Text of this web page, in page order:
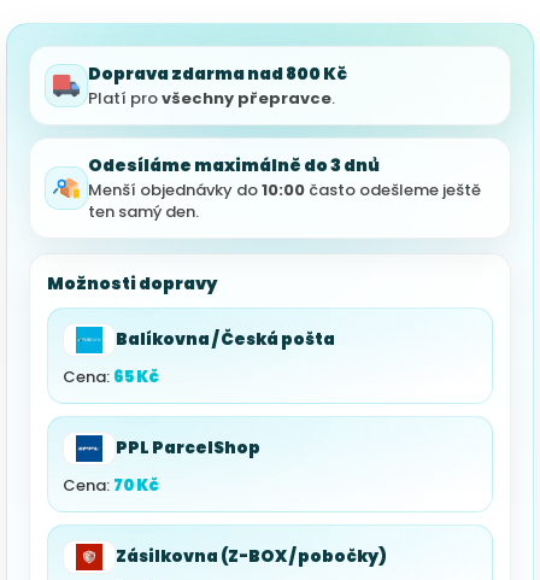
Doprava zdarma nad 800 Kč
Platí provšechny přepravce.
Odesíláme maximálně do 3 dnů
Menší objednávky do10:00 často odešleme ještě
ten samý den.
Možnosti dopravy
Balíkovna / Česká pošta
Cena: 65 Kč
PPL ParcelShop
Cena: 70 Kč
Zásilkovna (Z-BOX / pobočky)